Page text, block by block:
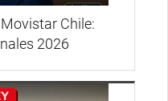
Chile:
2026